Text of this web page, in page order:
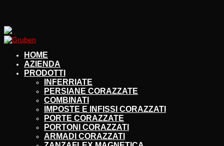
HOME
AZIENDA
PRODOTTI
INFERRIATE
PERSIANE CORAZZATE
COMBINATI
IMPOSTE E INFISSI CORAZZATI
PORTE CORAZZATE
PORTONI CORAZZATI
ARMADI CORAZZATI